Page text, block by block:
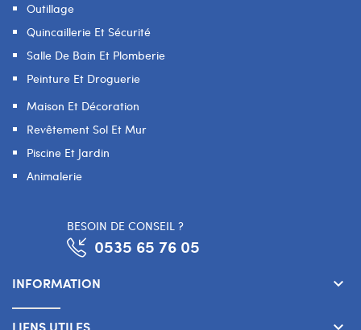
Outillage
Quincaillerie Et Sécurité
Salle De Bain Et Plomberie
Peinture Et Droguerie
Maison Et Décoration
Revêtement Sol Et Mur
Piscine Et Jardin
Animalerie
BESOIN DE CONSEIL ?
0535 65 76 05
INFORMATION keyboard_arrow_down